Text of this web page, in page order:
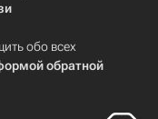
обо всех
обратной